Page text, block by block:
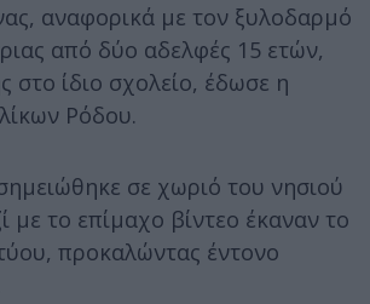
αναφορικά με τον ξυλοδαρμό
από δύο αδελφές 15 ετών,
στο ίδιο σχολείο, έδωσε η
Ρόδου.
σε χωριό του νησιού
με το επίμαχο βίντεο έκαναν το
προκαλώντας έντονο